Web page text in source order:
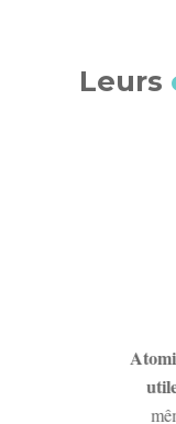
Leurs
utile